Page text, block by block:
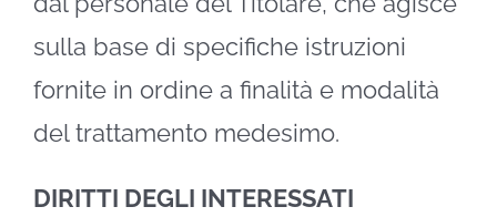
sulla base di specifiche istruzioni
fornite in ordine a finalità e modalità
del trattamento medesimo.
DIRITTI DEGLI INTERESSATI